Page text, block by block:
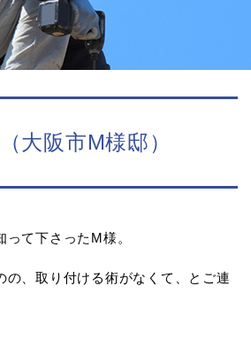
大阪市M様邸）
て下さったM様。
の、取り付ける術がなくて、とご連